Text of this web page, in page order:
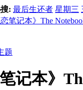
: 最后生还者 星期三
恋笔记本》The
笔记本》